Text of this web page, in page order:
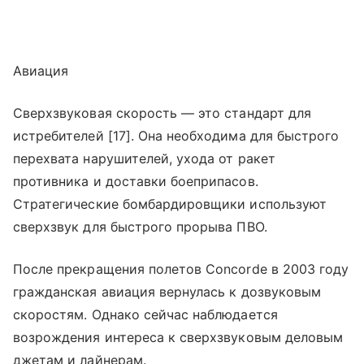
Авиация
Сверхзвуковая скорость — это стандарт для
истребителей [17]. Она необходима для быстрого
перехвата нарушителей, ухода от ракет
противника и доставки боеприпасов.
Стратегические бомбардировщики используют
сверхзвук для быстрого прорыва ПВО.
После прекращения полетов Concorde в 2003 году
гражданская авиация вернулась к дозвуковым
скоростям. Однако сейчас наблюдается
возрождения интереса к сверхзвуковым деловым
джетам и лайнерам.